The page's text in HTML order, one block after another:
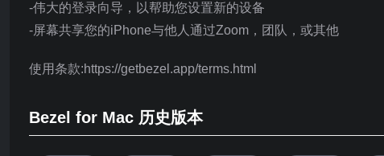
-伟大的登录向导，以帮助您设置新的设备
-屏幕共享您的iPhone与他人通过Zoom，团队，或其他
使用条款:https://getbezel.app/terms.html
Bezel for Mac 历史版本